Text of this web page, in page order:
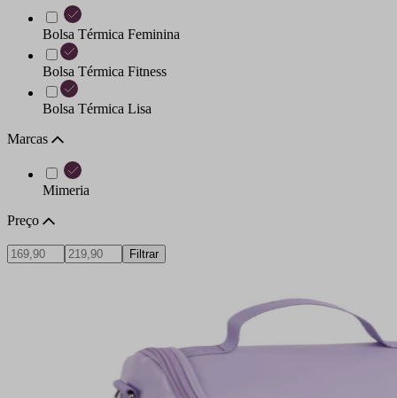
Bolsa Térmica Feminina
Bolsa Térmica Fitness
Bolsa Térmica Lisa
Marcas
Mimeria
Preço
Filtrar